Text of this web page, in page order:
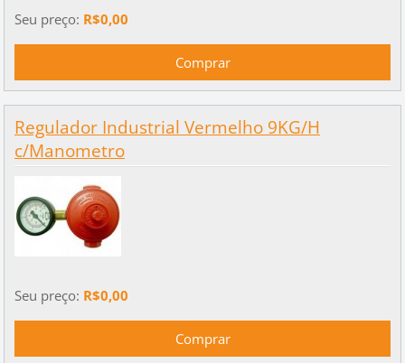
Seu preço: R$0,00
Regulador Industrial Vermelho 9KG/H
c/Manometro
Seu preço: R$0,00